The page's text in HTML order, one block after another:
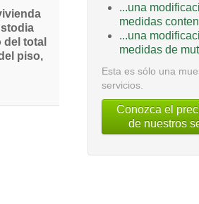
total
piso,
...una
medidas
...una
medidas de
Esta es sólo una
servicios.
Conozca el
de nuestros